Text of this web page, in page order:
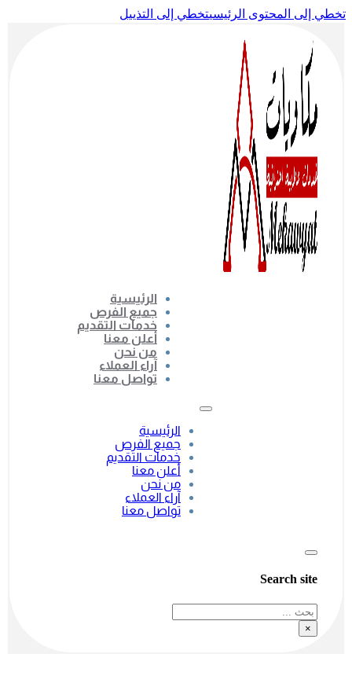
تخطي إلى المحتوى الرئيسيتخطي إلى التذييل
الرئيسية
جميع الفرص
خدمات التقديم
أعلن معنا
من نحن
آراء العملاء
تواصل معنا
الرئيسية
جميع الفرص
خدمات التقديم
أعلن معنا
من نحن
آراء العملاء
تواصل معنا
Search site
بحث
×